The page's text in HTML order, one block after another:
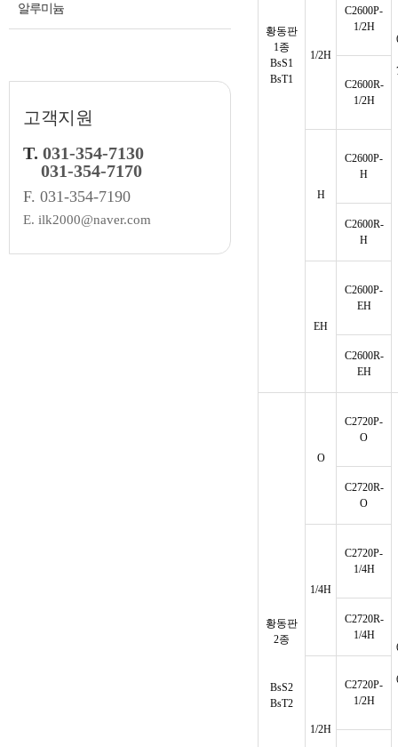
알루미늄
고객지원
T. 031-354-7130
031-354-7170
F. 031-354-7190
E. ilk2000@naver.com
황동판
1종
BsS1
BsT1
1/2H
C2600P-
1/2H
C2600R-
1/2H
H
C2600P-
H
C2600R-
H
EH
C2600P-
EH
C2600R-
EH
황동판
2종
BsS2
BsT2
O
C2720P-
O
C2720R-
O
1/4H
C2720P-
1/4H
C2720R-
1/4H
1/2H
C2720P-
1/2H